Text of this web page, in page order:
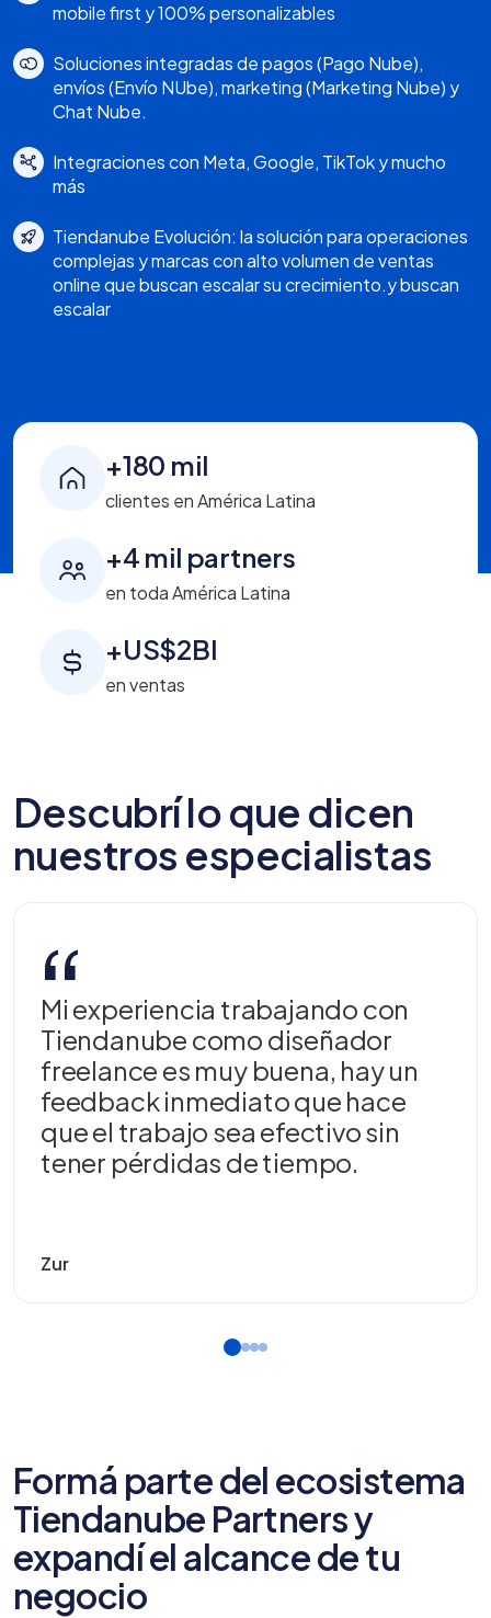
mobile first y 100% personalizables
Soluciones integradas de pagos (Pago Nube),
envíos (Envío NUbe), marketing (Marketing Nube) y
Chat Nube.
Integraciones con Meta, Google, TikTok y mucho
más
Tiendanube Evolución: la solución para operaciones
complejas y marcas con alto volumen de ventas
online que buscan escalar su crecimiento.y buscan
escalar
+180 mil
clientes en América Latina
+4 mil partners
en toda América Latina
+US$2BI
en ventas
Descubrí lo que dicen
nuestros especialistas
“
Mi experiencia trabajando con
Tiendanube como diseñador
freelance es muy buena, hay un
feedback inmediato que hace
que el trabajo sea efectivo sin
tener pérdidas de tiempo.
Zur
Formá parte del ecosistema
Tiendanube Partners y
expandí el alcance de tu
negocio